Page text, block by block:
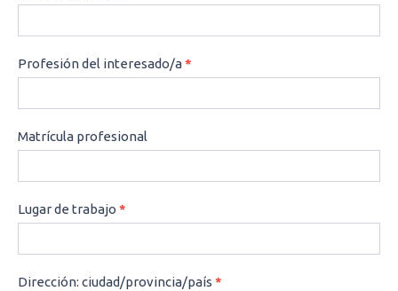
Profesión del interesado/a*
Matrícula profesional
Lugar de trabajo *
Dirección: ciudad/provincia/país *